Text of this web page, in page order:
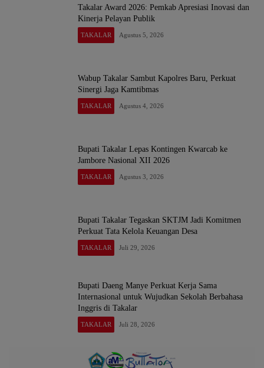
Takalar Award 2026: Pemkab Apresiasi Inovasi dan
Kinerja Pelayan Publik
TAKALAR Agustus 5, 2026
Wabup Takalar Sambut Kapolres Baru, Perkuat
Sinergi Jaga Kamtibmas
TAKALAR Agustus 4, 2026
Bupati Takalar Lepas Kontingen Kwarcab ke
Jambore Nasional XII 2026
TAKALAR Agustus 3, 2026
Bupati Takalar Tegaskan SKTJM Jadi Komitmen
Perkuat Tata Kelola Keuangan Desa
TAKALAR Juli 29, 2026
Bupati Daeng Manye Perkuat Kerja Sama
Internasional untuk Wujudkan Sekolah Berbahasa
Inggris di Takalar
TAKALAR Juli 28, 2026